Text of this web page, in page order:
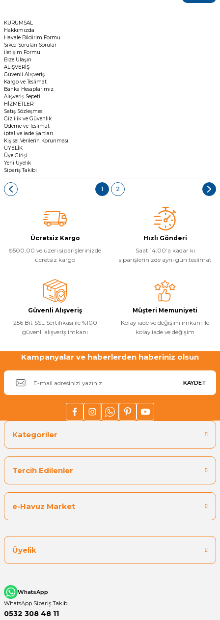
KURUMSAL
Hakkımızda
Havale Bildirim Formu
Sıkca Sorulan Sorular
İletişim Formu
Bize Ulaşın
ALIŞVERİŞ
Güvenli Alışveriş
Kargo ve Teslimat
Banka Hesaplarımız
Alışveriş Sepeti
HİZMETLER
Satış Sözleşmesi
Gizlilik ve Güvenlik
Ödeme ve Teslimat
İptal ve İade Şartları
Kişisel Verilerin Korunması
ÜYELİK
Üye Girişi
Yeni Üyelik
Sipariş Takibi
1 2
Ücretsiz Kargo
₺500,00 ve üzeri siparişlerinizde
ücretsiz kargo
Hızlı Gönderi
Saat 14:00’a kadar ki
siparişlerinizde aynı gün teslimat
Güvenli Alışveriş
256 Bit SSL Sertifikası ile %100
güvenli alışveriş imkanı
Müşteri Memuniyeti
Kolay iade ve değişim imkanı ile
kolay iade ve değişim
Kampanyalar ve haberlerden haberiniz olsun
KAYDET
Kategoriler
Tercih Edilenler
e-Havuz Market
Üyelik
WhatsApp
WhatsApp Sipariş Takibi
0532 308 48 11